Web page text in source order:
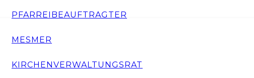
PFARREIBEAUFTRAGTER
MESMER
KIRCHENVERWALTUNGSRAT